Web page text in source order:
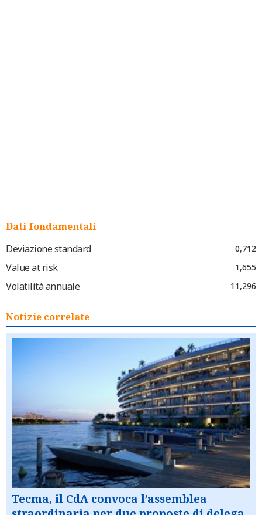
Dati fondamentali
Deviazione standard
0,712
Value at risk 1,655
Volatilità annuale 11,296
Notizie correlate
Tecma, il CdA convoca l’assemblea